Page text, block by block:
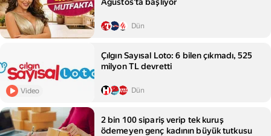
Dün
Video
Çılgın Sayısal Loto: 6 bilen çıkmadı, 525
milyon TL devretti
Dün
2 bin 100 sipariş verip tek kuruş
ödemeyen genç kadının büyük tutkusu